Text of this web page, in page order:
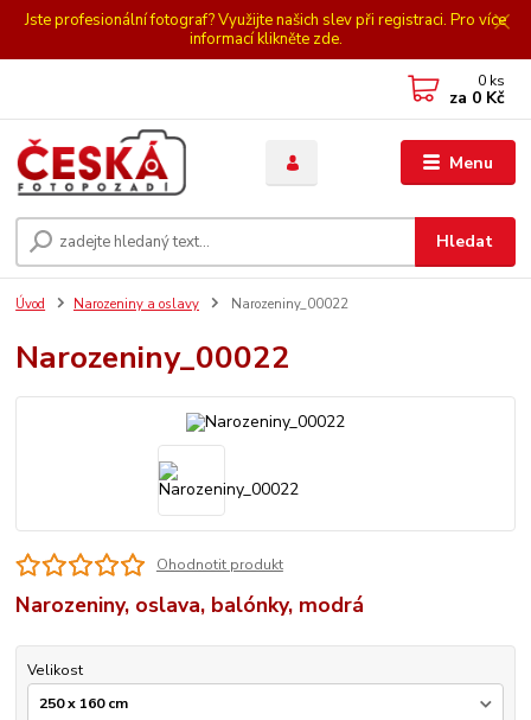
Jste profesionální fotograf? Využijte našich slev při registraci. Pro více
informací klikněte zde.
Menu
Hledat
0 ks
za 0 Kč
Úvod Narozeniny a oslavy Narozeniny_00022
Narozeniny_00022
Ohodnotit produkt
Narozeniny, oslava, balónky, modrá
Velikost